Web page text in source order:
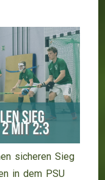
sicheren Sieg
in dem PSU